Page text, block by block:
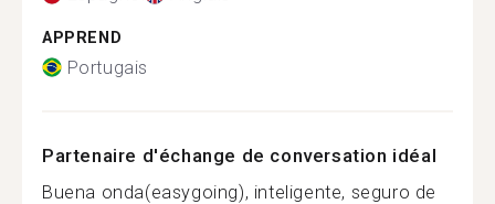
APPREND
Portugais
Partenaire d'échange de conversation idéal
Buena onda(easygoing), inteligente, seguro de